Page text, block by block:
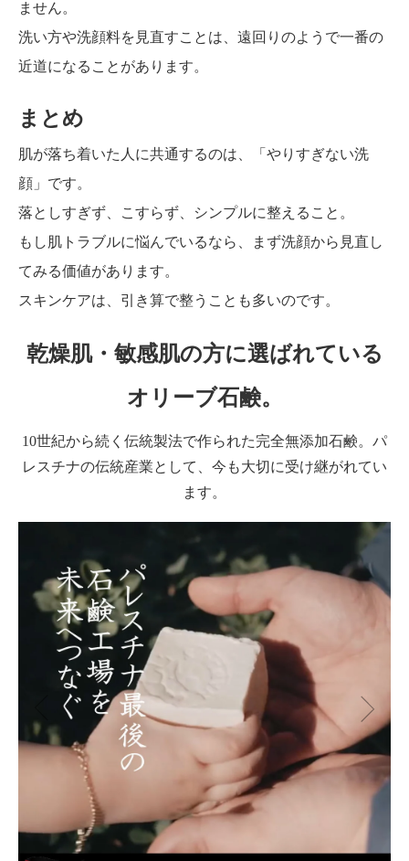
ません。
洗い方や洗顔料を見直すことは、遠回りのようで一番の
近道になることがあります。
まとめ
肌が落ち着いた人に共通するのは、「やりすぎない洗
顔」です。
落としすぎず、こすらず、シンプルに整えること。
もし肌トラブルに悩んでいるなら、まず洗顔から見直し
てみる価値があります。
スキンケアは、引き算で整うことも多いのです。
乾燥肌・敏感肌の方に選ばれている
オリーブ石鹸。
10世紀から続く伝統製法で作られた完全無添加石鹸。パ
レスチナの伝統産業として、今も大切に受け継がれてい
ます。